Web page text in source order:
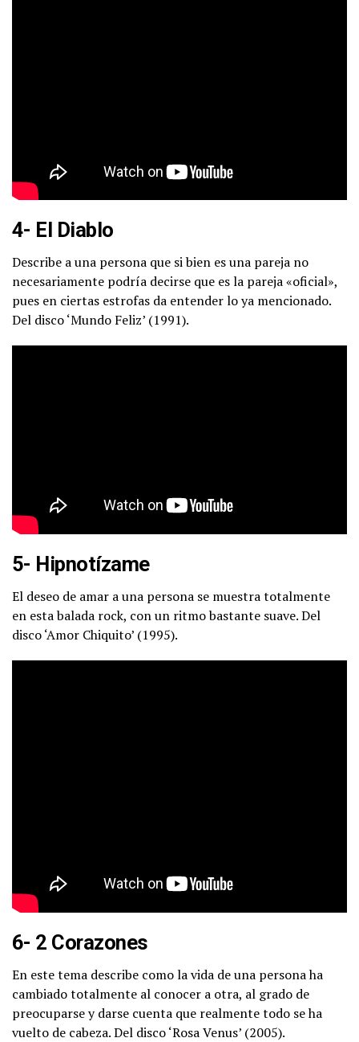
4- El Diablo
Describe a una persona que si bien es una pareja no
necesariamente podría decirse que es la pareja «oficial»,
pues en ciertas estrofas da entender lo ya mencionado.
Del disco ‘Mundo Feliz’ (1991).
5- Hipnotízame
El deseo de amar a una persona se muestra totalmente
en esta balada rock, con un ritmo bastante suave. Del
disco ‘Amor Chiquito’ (1995).
6- 2 Corazones
En este tema describe como la vida de una persona ha
cambiado totalmente al conocer a otra, al grado de
preocuparse y darse cuenta que realmente todo se ha
vuelto de cabeza. Del disco ‘Rosa Venus’ (2005).